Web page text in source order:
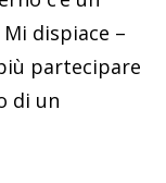
dispiace –
partecipare
di un